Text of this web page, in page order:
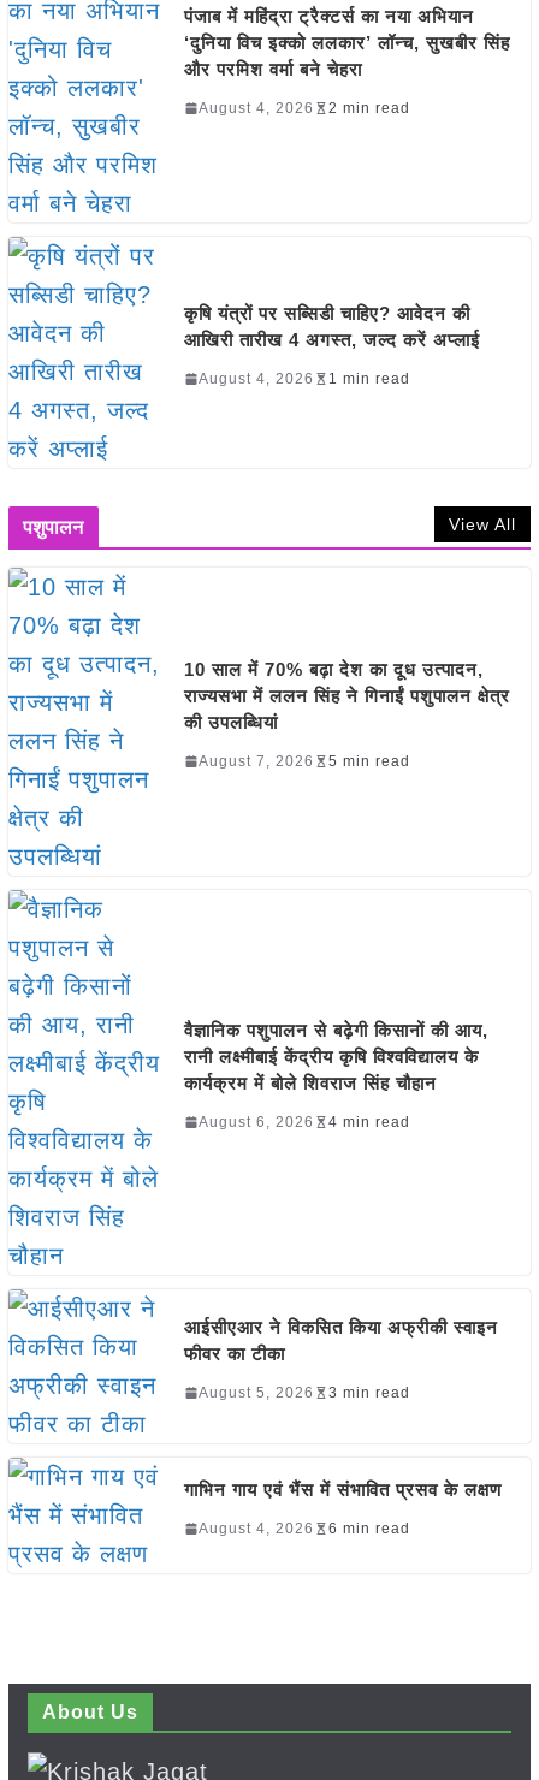
पंजाब में महिंद्रा ट्रैक्टर्स का नया अभियान
‘दुनिया विच इक्को ललकार’ लॉन्च, सुखबीर सिंह
और परमिश वर्मा बने चेहरा
August 4, 2026 2 min read
कृषि यंत्रों पर सब्सिडी चाहिए? आवेदन की
आखिरी तारीख 4 अगस्त, जल्द करें अप्लाई
August 4, 2026 1 min read
पशुपालन View All
10 साल में 70% बढ़ा देश का दूध उत्पादन,
राज्यसभा में ललन सिंह ने गिनाईं पशुपालन क्षेत्र
की उपलब्धियां
August 7, 2026 5 min read
वैज्ञानिक पशुपालन से बढ़ेगी किसानों की आय,
रानी लक्ष्मीबाई केंद्रीय कृषि विश्वविद्यालय के
कार्यक्रम में बोले शिवराज सिंह चौहान
August 6, 2026 4 min read
आईसीएआर ने विकसित किया अफ्रीकी स्वाइन
फीवर का टीका
August 5, 2026 3 min read
गाभिन गाय एवं भैंस में संभावित प्रसव के लक्षण
August 4, 2026 6 min read
About Us